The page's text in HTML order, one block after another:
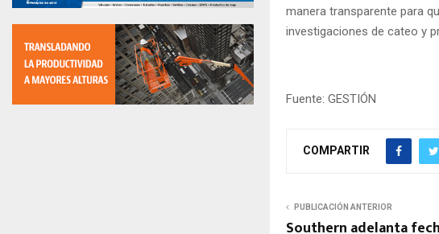
manera transparente para
investigaciones de cateo y
Fuente: GESTIÓN
COMPARTIR
PUBLICACIÓN ANTERIOR
Southern adelanta